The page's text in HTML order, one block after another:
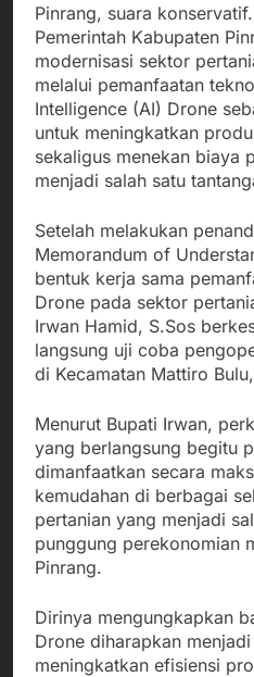
Pinrang, suara
Pemerintah Kabupaten
modernisasi sektor
melalui pemanfaatan
Intelligence (AI) Drone
untuk meningkatkan
sekaligus menekan biaya
menjadi salah satu
Setelah melakukan
Memorandum of
bentuk kerja sama
Drone pada sektor
Irwan Hamid, S.Sos
langsung uji coba
di Kecamatan Mattiro
Menurut Bupati Irwan,
yang berlangsung begitu
dimanfaatkan secara
kemudahan di berbagai
pertanian yang menjadi
punggung perekonomian
Pinrang.
Dirinya mengungkapkan
Drone diharapkan
meningkatkan efisiensi